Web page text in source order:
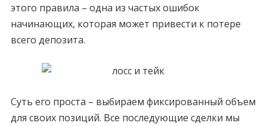
этого правила – одна из частых ошибок
начинающих, которая может привести к потере
всего депозита.
Суть его проста – выбираем фиксированный объем
для своих позиций. Все последующие сделки мы